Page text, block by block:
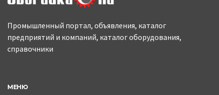
Промышленный портал, объявления, каталог
предприятий и компаний, каталог оборудования,
справочники
МЕНЮ